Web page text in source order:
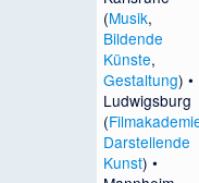
(Musik,
Bildende
Künste,
Gestaltung) •
Ludwigsburg
(
Darstellende
Kunst) •